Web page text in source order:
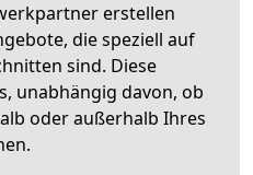
erstellen
die speziell auf
sind. Diese
unabhängig davon, ob
oder außerhalb Ihres